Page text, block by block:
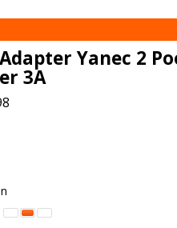
Yanec 2
3A